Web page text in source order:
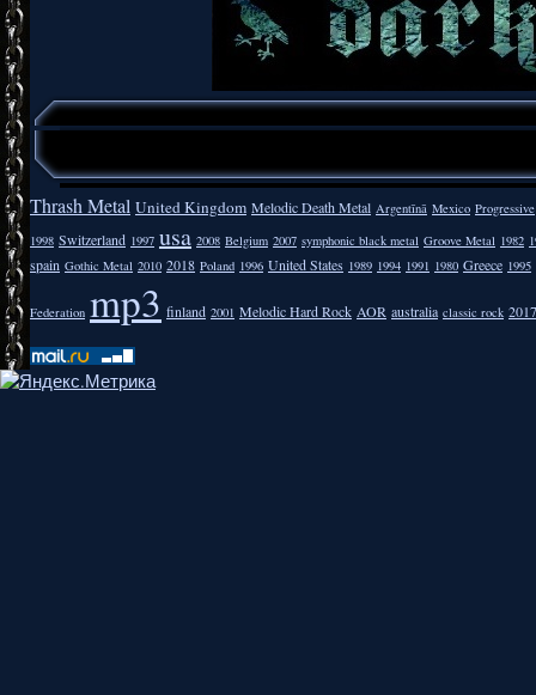
Thrash Metal United Kingdom Melodic Death Metal Argentīnā Mexico Progressive
1998 Switzerland 1997 usa 2008 Belgium 2007 symphonic black metal Groove Metal 1982
spain Gothic Metal 2010 2018 Poland 1996 United States 1989 1994 1991 1980 Greece 1995
Federation mp3 finland 2001 Melodic Hard Rock AOR australia classic rock 2017